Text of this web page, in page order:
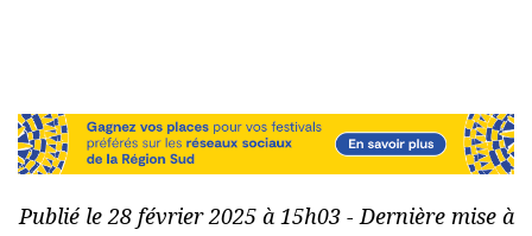
Publié le 28 février 2025 à 15h03 - Dernière mise à